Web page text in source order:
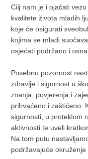
Cilj nam je i ojačati
kvalitete života mladih
koje će osigurati
kojima se mladi
osjećati podržano i
Posebnu pozornost
zdravlje i sigurnost u
znanja, povjerenja i
prihvaćeno i zaštićeno.
sigurnosti, u proteklom
aktivnosti te uveli
Na tom putu
podržavajuće okruženje